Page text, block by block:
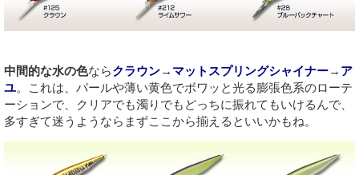
中間的な水の色ならクラウン→ マットスプリングシャイナー→ ア
ユ。これは、パールや薄い黄色でボワッと光る膨張色系のローテ
ーションで、クリアでも濁りでもどっちに振れてもいけるんで、
多すぎて迷うようならまずここから揃えるといいかもね。